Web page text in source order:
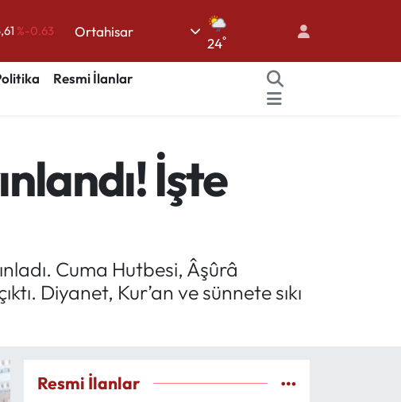
%0.16
%-0.02
%0.07
%-0.63
Ortahisar
24°
Resmi İlanlar
İşte
Cuma Hutbesi, Âşûrâ
Diyanet, Kur’an ve sünnete sıkı
Resmi İlanlar